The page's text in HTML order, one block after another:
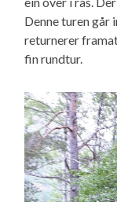
Denne turen går
returnerer
fin rundtur.